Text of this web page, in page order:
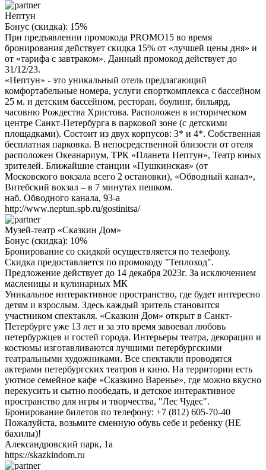
Нептун
Бонус (скидка): 15%
При предъявлении промокода PROMO15 во время
бронирования действует скидка 15% от «лучшей цены дня» и
от «тарифа с завтраком». Данный промокод действует до
31/12/23.
«Нептун» - это уникальный отель предлагающий
комфортабельные номера, услуги спорткомплекса с бассейном
25 м. и детским бассейном, ресторан, боулинг, бильярд,
часовню Рождества Христова. Расположен в историческом
центре Санкт-Петербурга в парковой зоне (с детскими
площадками). Состоит из двух корпусов: 3* и 4*. Собственная
бесплатная парковка. В непосредственной близости от отеля
расположен Океанариум, ТРК «Планета Нептун», Театр юных
зрителей. Ближайшие станции «Пушкинская» (от
Московского вокзала всего 2 остановки), «Обводный канал»,
Витебский вокзал – в 7 минутах пешком.
наб. Обводного канала, 93-а
http://www.neptun.spb.ru/gostinitsa/
Музей-театр «Сказкин Дом»
Бонус (скидка): 10%
Бронирование со скидкой осуществляется по телефону.
Скидка предоставляется по промокоду "Теплоход".
Предложение действует до 14 декабря 2023г. За исключением
масленицы и кулинарных МК
Уникальное интерактивное пространство, где будет интересно
детям и взрослым. Здесь каждый зритель становится
участником спектакля. «Сказкин Дом» открыт в Санкт-
Петербурге уже 13 лет и за это время завоевал любовь
петербуржцев и гостей города. Интерьеры театра, декорации и
костюмы изготавливаются лучшими петербургскими
театральными художниками. Все спектакли проводятся
актерами петербургских театров и кино. На территории есть
уютное семейное кафе «Сказкино Варенье», где можно вкусно
перекусить и сытно пообедать, и детское интерактивное
пространство для игры и творчества, "Лес Чудес".
Бронирование билетов по телефону: +7 (812) 605-70-40
Пожалуйста, возьмите сменную обувь себе и ребенку (НЕ
бахилы)!
Александровский парк, 1а
https://skazkindom.ru